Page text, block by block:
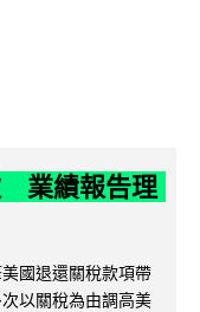
業績報告理
國退還關稅款項帶
以關稅為由調高美